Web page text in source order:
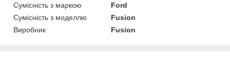
Сумісність з маркою
Ford
Сумісність з моделлю
Fusion
Виробник
Fusion